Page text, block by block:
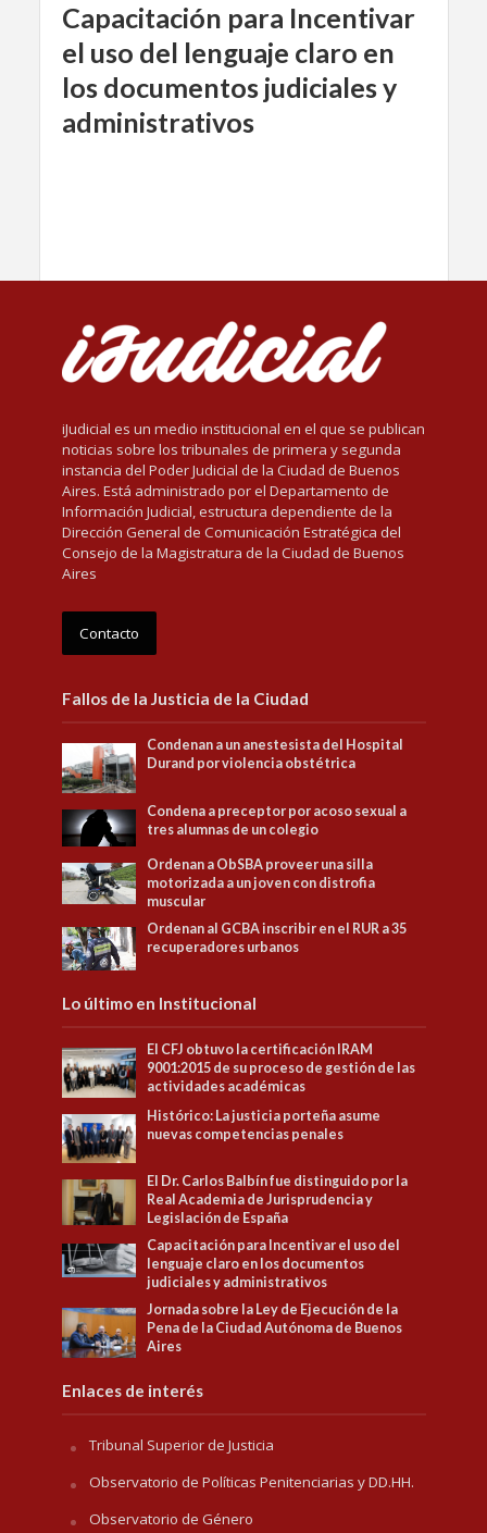
Capacitación para Incentivar
el uso del lenguaje claro en
los documentos judiciales y
administrativos
iJudicial es un medio institucional en el que se publican
noticias sobre los tribunales de primera y segunda
instancia del Poder Judicial de la Ciudad de Buenos
Aires. Está administrado por el Departamento de
Información Judicial, estructura dependiente de la
Dirección General de Comunicación Estratégica del
Consejo de la Magistratura de la Ciudad de Buenos
Aires
Contacto
Fallos de la Justicia de la Ciudad
Condenan a un anestesista del Hospital
Durand por violencia obstétrica
Condena a preceptor por acoso sexual a
tres alumnas de un colegio
Ordenan a ObSBA proveer una silla
motorizada a un joven con distrofia
muscular
Ordenan al GCBA inscribir en el RUR a 35
recuperadores urbanos
Lo último en Institucional
El CFJ obtuvo la certificación IRAM
9001:2015 de su proceso de gestión de las
actividades académicas
Histórico: La justicia porteña asume
nuevas competencias penales
El Dr. Carlos Balbín fue distinguido por la
Real Academia de Jurisprudencia y
Legislación de España
Capacitación para Incentivar el uso del
lenguaje claro en los documentos
judiciales y administrativos
Jornada sobre la Ley de Ejecución de la
Pena de la Ciudad Autónoma de Buenos
Aires
Enlaces de interés
Tribunal Superior de Justicia
Observatorio de Políticas Penitenciarias y DD.HH.
Observatorio de Género